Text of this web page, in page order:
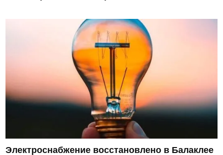
Электроснабжение восстановлено в Балаклее